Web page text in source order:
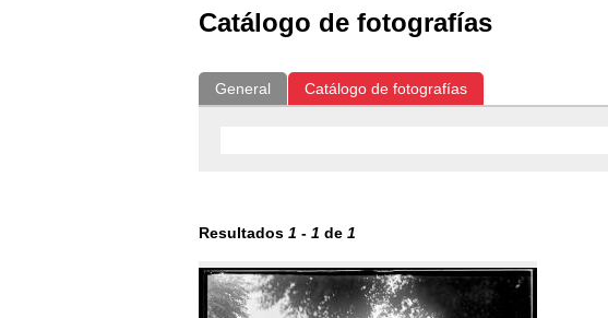
Catálogo de fotografías
General Catálogo de fotografías
Resultados 1 - 1 de 1